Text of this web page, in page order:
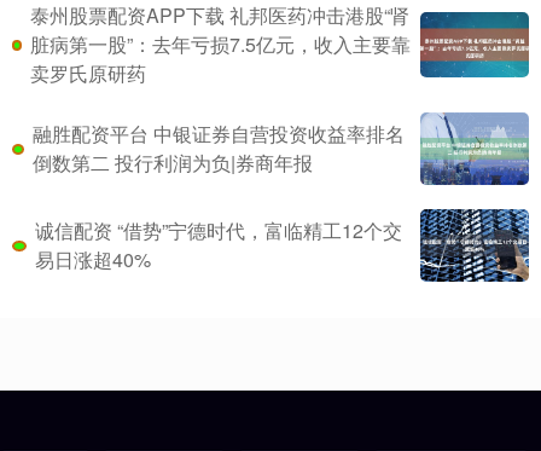
泰州股票配资APP下载 礼邦医药冲击港股“肾
脏病第一股”：去年亏损7.5亿元，收入主要靠
卖罗氏原研药
融胜配资平台 中银证券自营投资收益率排名
倒数第二 投行利润为负|券商年报
诚信配资 “借势”宁德时代，富临精工12个交
易日涨超40%